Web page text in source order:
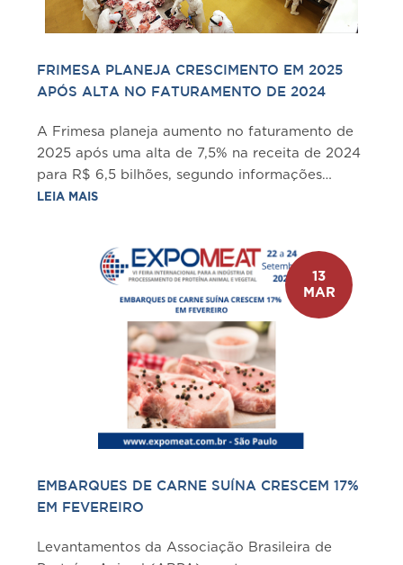
FRIMESA PLANEJA CRESCIMENTO EM 2025
APÓS ALTA NO FATURAMENTO DE 2024
A Frimesa planeja aumento no faturamento de
2025 após uma alta de 7,5% na receita de 2024
para R$ 6,5 bilhões, segundo informações
divulgadas pela cooperativa paranaense em
LEIA MAIS
EMBARQUES DE CARNE SUÍNA CRESCEM 17%
EM FEVEREIRO
13
MAR
Levantamentos da Associação Brasileira de